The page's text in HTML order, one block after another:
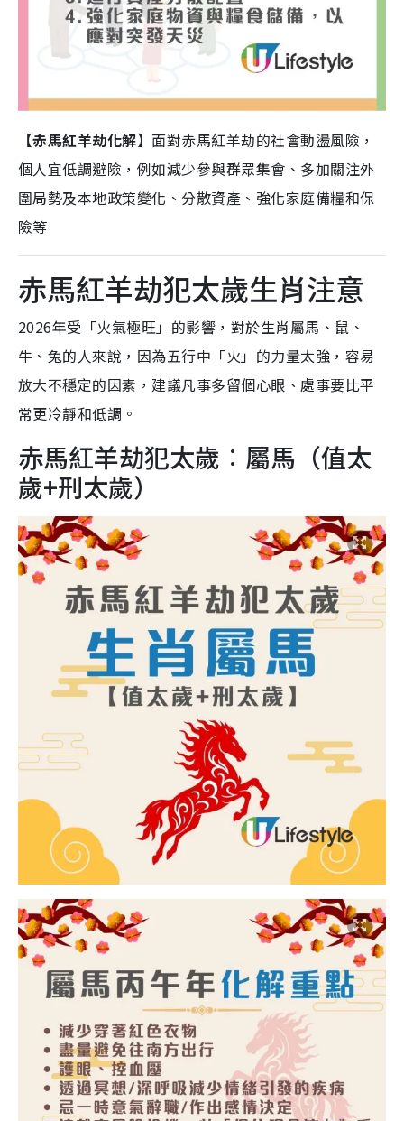
【赤馬紅羊劫化解】 面對赤馬紅羊劫的社會動盪風險，
個人宜低調避險，例如減少參與群眾集會、多加關注外
圍局勢及本地政策變化、分散資產、強化家庭備糧和保
險等
赤馬紅羊劫犯太歲生肖注意
2026年受「火氣極旺」的影響，對於生肖屬馬、鼠、
牛、兔的人來說，因為五行中「火」的力量太強，容易
放大不穩定的因素，建議凡事多留個心眼、處事要比平
常更冷靜和低調。
赤馬紅羊劫犯太歲︰屬馬（值太
歲+刑太歲）